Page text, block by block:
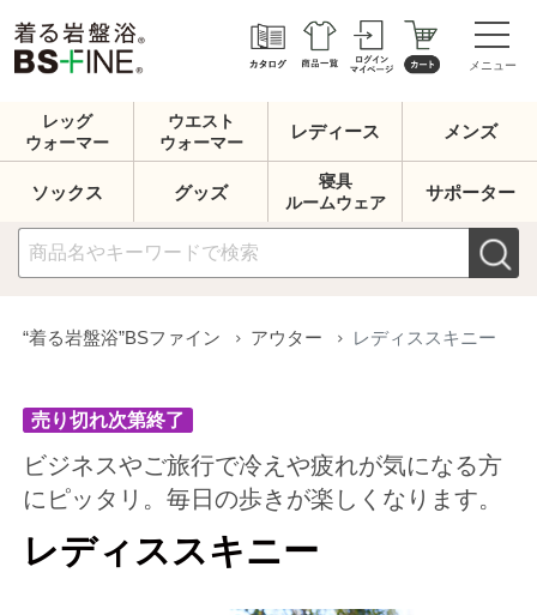
メニュー
レッグ
ウォーマー
ウエスト
ウォーマー
レディース メンズ
ソックス グッズ
寝具
ルームウェア
サポーター
“着る岩盤浴”BSファイン アウター レディススキニー
ビジネスやご旅行で冷えや疲れが気になる方
にピッタリ。毎日の歩きが楽しくなります。
レディススキニー